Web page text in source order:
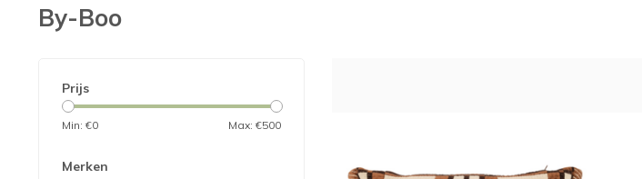
By-Boo
Prijs
Min: €0 Max: €500
Merken